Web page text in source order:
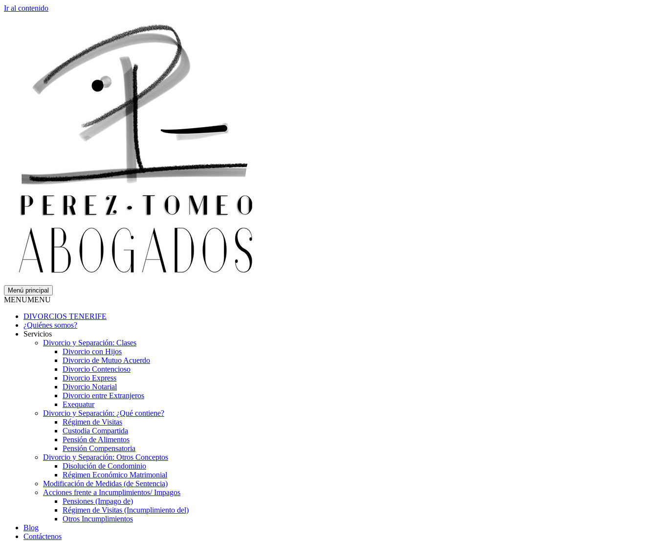
Ir al contenido
Menú principal
MENUMENU
DIVORCIOS TENERIFE
¿Quiénes somos?
Servicios
Divorcio y Separación: Clases
Divorcio con Hijos
Divorcio de Mutuo Acuerdo
Divorcio Contencioso
Divorcio Express
Divorcio Notarial
Divorcio entre Extranjeros
Exequatur
Divorcio y Separación: ¿Qué contiene?
Régimen de Visitas
Custodia Compartida
Pensión de Alimentos
Pensión Compensatoria
Divorcio y Separación: Otros Conceptos
Disolución de Condominio
Régimen Económico Matrimonial
Modificación de Medidas (de Sentencia)
Acciones frente a Incumplimientos/ Impagos
Pensiones (Impago de)
Régimen de Visitas (Incumplimiento del)
Otros Incumplimientos
Blog
Contáctenos